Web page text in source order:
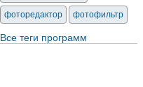
фоторедактор фотофильтр
Все теги программ